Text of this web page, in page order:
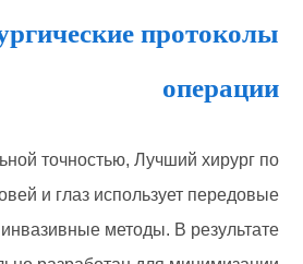
протоколы
операции
точностью, Лучший хирург по
и глаз использует передовые
методы. В результате